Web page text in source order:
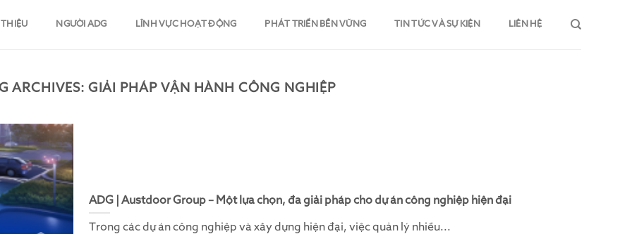
NGƯỜI ADG LĨNH VỰC HOẠT ĐỘNG PHÁT TRIỂN BỀN VỮNG TIN TỨC VÀ SỰ KIỆN LIÊN HỆ
ARCHIVES: GIẢI PHÁP VẬN HÀNH CÔNG NGHIỆP
ADG | Austdoor Group – Một lựa chọn, đa giải pháp cho dự án công nghiệp hiện đại
Trong các dự án công nghiệp và xây dựng hiện đại, việc quản lý nhiều...